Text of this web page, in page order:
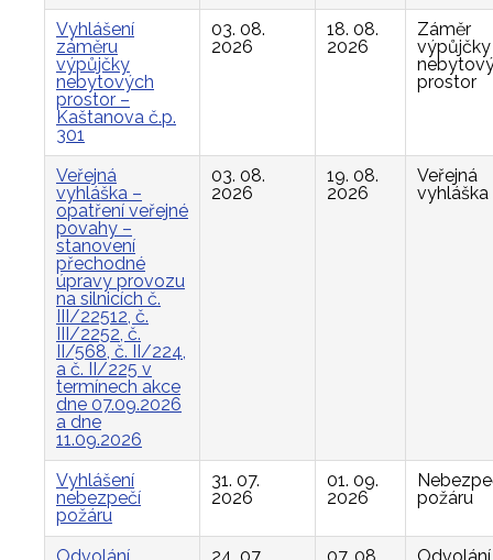
Vyhlášení
záměru
výpůjčky
nebytových
prostor –
Kaštanova č.p.
301
03. 08.
2026
18. 08.
2026
Záměr
výpůjčky
prostor
Veřejná
vyhláška –
opatření veřejné
povahy –
stanovení
přechodné
úpravy provozu
na silnicích č.
III/22512, č.
III/2252, č.
II/568, č. II/224,
a č. II/225 v
termínech akce
dne 07.09.2026
a dne
11.09.2026
03. 08.
2026
19. 08.
2026
Veřejná
vyhláška
Vyhlášení
nebezpečí
požáru
31. 07.
2026
01. 09.
2026
požáru